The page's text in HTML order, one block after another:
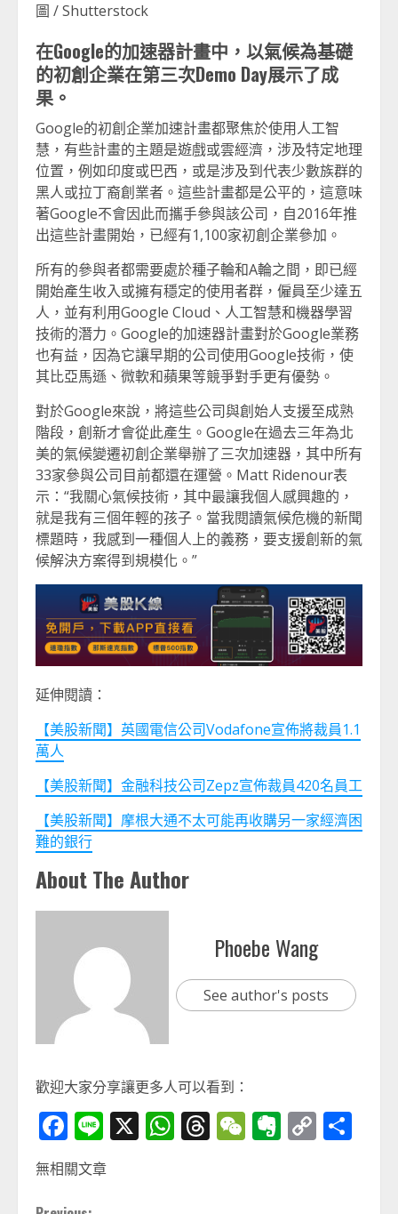
圖 / Shutterstock
在Google的加速器計畫中，以氣候為基礎
的初創企業在第三次Demo Day展示了成
果。
Google的初創企業加速計畫都聚焦於使用人工智
慧，有些計畫的主題是遊戲或雲經濟，涉及特定地理
位置，例如印度或巴西，或是涉及到代表少數族群的
黑人或拉丁裔創業者。這些計畫都是公平的，這意味
著Google不會因此而攜手參與該公司，自2016年推
出這些計畫開始，已經有1,100家初創企業參加。
所有的參與者都需要處於種子輪和A輪之間，即已經
開始產生收入或擁有穩定的使用者群，僱員至少達五
人，並有利用Google Cloud、人工智慧和機器學習
技術的潛力。Google的加速器計畫對於Google業務
也有益，因為它讓早期的公司使用Google技術，使
其比亞馬遜、微軟和蘋果等競爭對手更有優勢。
對於Google來說，將這些公司與創始人支援至成熟
階段，創新才會從此產生。Google在過去三年為北
美的氣候變遷初創企業舉辦了三次加速器，其中所有
33家參與公司目前都還在運營。Matt Ridenour表
示：“我關心氣候技術，其中最讓我個人感興趣的，
就是我有三個年輕的孩子。當我閱讀氣候危機的新聞
標題時，我感到一種個人上的義務，要支援創新的氣
候解決方案得到規模化。”
延伸閱讀：
【美股新聞】英國電信公司Vodafone宣佈將裁員1.1
萬人
【美股新聞】金融科技公司Zepz宣佈裁員420名員工
【美股新聞】摩根大通不太可能再收購另一家經濟困
難的銀行
About The Author
Phoebe Wang
See author's posts
歡迎大家分享讓更多人可以看到：
Facebook
Line
X WhatsApp
Threads
WeChat
Evernote
Copy
無相關文章